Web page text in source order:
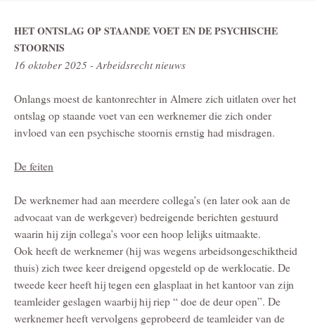
HET ONTSLAG OP STAANDE VOET EN DE PSYCHISCHE
STOORNIS
16 oktober 2025 - Arbeidsrecht nieuws
Onlangs moest de kantonrechter in Almere zich uitlaten over het
ontslag op staande voet van een werknemer die zich onder
invloed van een psychische stoornis ernstig had misdragen.
De feiten
De werknemer had aan meerdere collega’s (en later ook aan de
advocaat van de werkgever) bedreigende berichten gestuurd
waarin hij zijn collega’s voor een hoop lelijks uitmaakte.
Ook heeft de werknemer (hij was wegens arbeidsongeschiktheid
thuis) zich twee keer dreigend opgesteld op de werklocatie. De
tweede keer heeft hij tegen een glasplaat in het kantoor van zijn
teamleider geslagen waarbij hij riep “ doe de deur open”. De
werknemer heeft vervolgens geprobeerd de teamleider van de